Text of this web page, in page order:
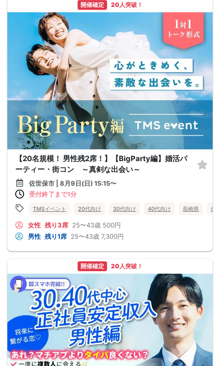
開催確定 20人突破！
【20名規模！ 男性残2席！】【BigParty編】婚活パ
ーティー・街コン ～真剣な出会い～
佐世保市 | 8月9日(日) 15:15〜
受付終了まで1分
TMSイベント 20代向け 30代向け 40代向け 長崎県 佐
女性 残り3席 25〜43歳 500円
男性 残り1席 25〜43歳 7,300円
開催確定 20人突破！